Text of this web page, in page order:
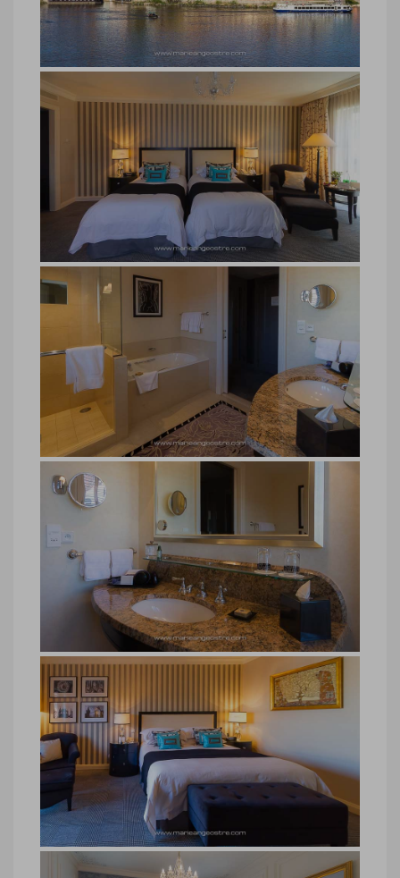
Vue sur Prague depuis le Four
Seasons
Vue sur Prague depuis le Four Seasons ©
Marie-Ange Ostré
hôtel Four Seasons Prague
hôtel Four Seasons Prague © Marie-Ange
Ostré
hôtel Four Seasons Prague
hôtel Four Seasons Prague © Marie-Ange
hôtel Four Seasons Prague
hôtel Four Seasons Prague © Marie-Ange
Ostré